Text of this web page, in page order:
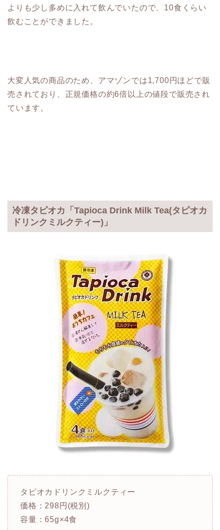
よりも少し多めに入れて飲んでいたので、10食くらい
飲むことができました。
大変人気の商品のため、アマゾンでは1,700円ほどで販
売されており、正規価格の約6倍以上の値段で販売され
ています。
冷凍タピオカ「Tapioca Drink Milk Tea(タピオカ
ドリンクミルクティー)」
タピオカドリンクミルクティー
価格：298円(税別)
容量：65g×4食